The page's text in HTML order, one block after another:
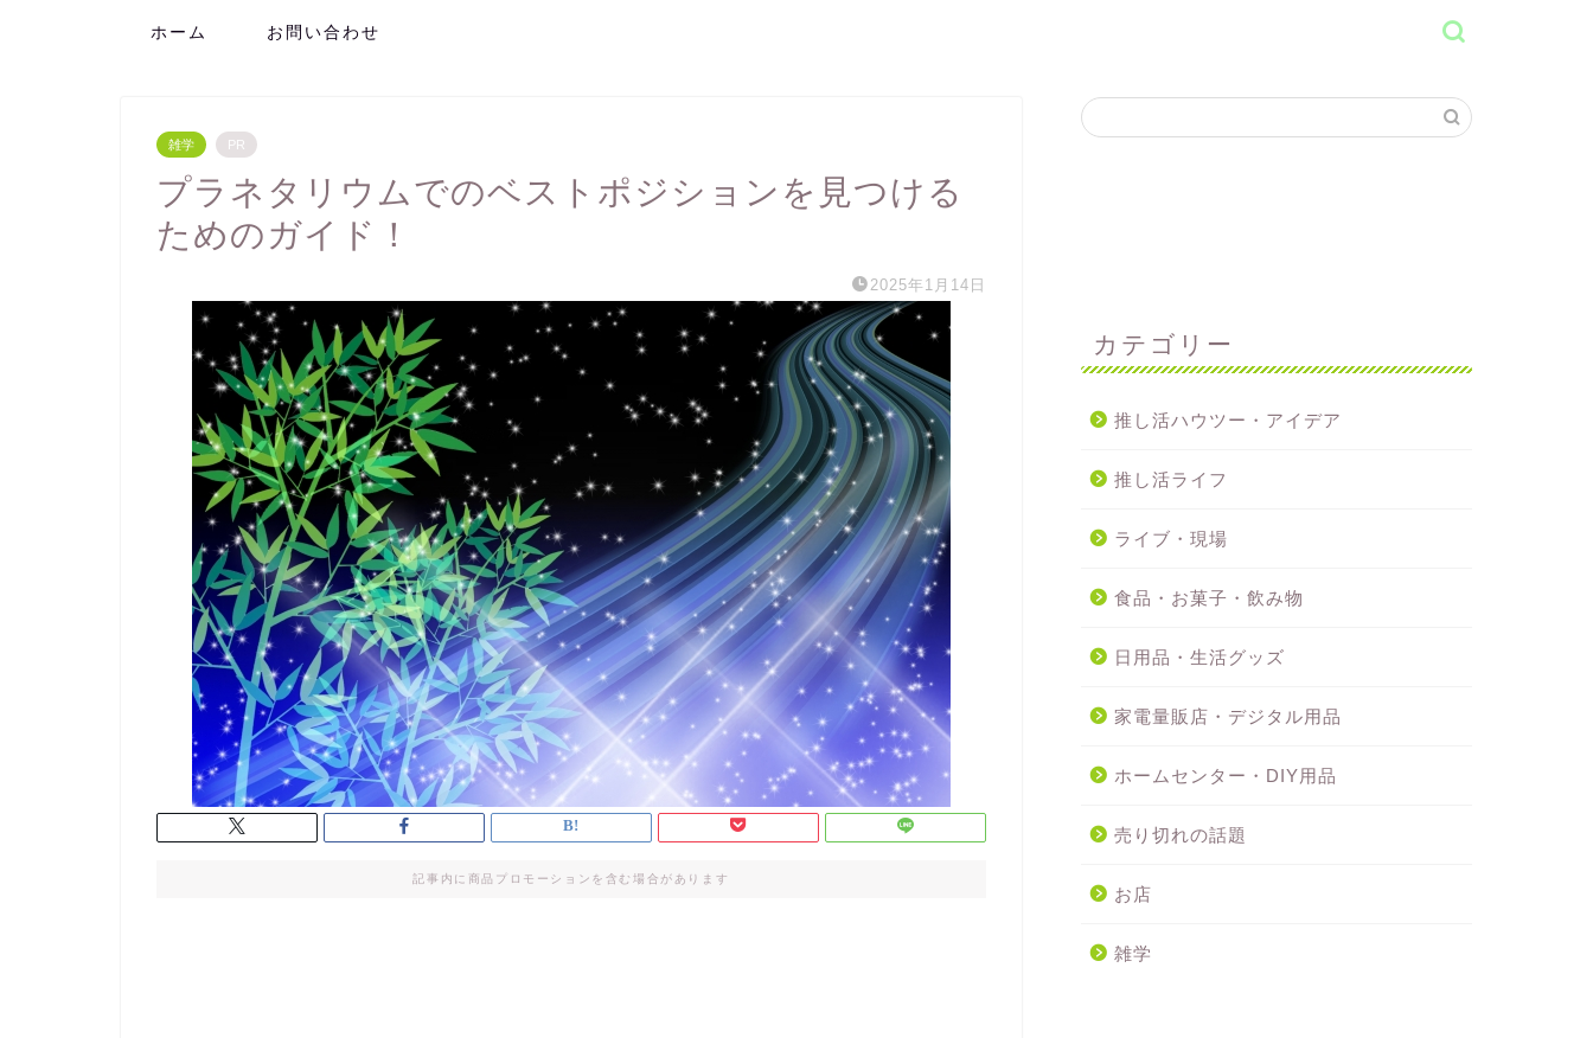
ホーム お問い合わせ
雑学 PR
プラネタリウムでのベストポジションを見つける
ためのガイド！
2025年1月14日
記事内に商品プロモーションを含む場合があります
カテゴリー
推し活ハウツー・アイデア
推し活ライフ
ライブ・現場
食品・お菓子・飲み物
日用品・生活グッズ
家電量販店・デジタル用品
ホームセンター・DIY用品
売り切れの話題
お店
雑学